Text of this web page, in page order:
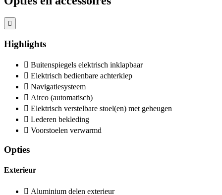
Highlights
Buitenspiegels elektrisch inklapbaar
Elektrisch bedienbare achterklep
Navigatiesysteem
Airco (automatisch)
Elektrisch verstelbare stoel(en) met geheugen
Lederen bekleding
Voorstoelen verwarmd
Opties
Exterieur
Aluminium delen exterieur